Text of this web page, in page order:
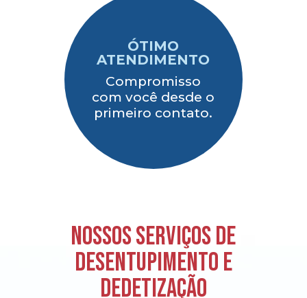
ÓTIMO
ATENDIMENTO
Compromisso
com você desde o
primeiro contato.
Nossos serviços de
desentupimento e
dedetização